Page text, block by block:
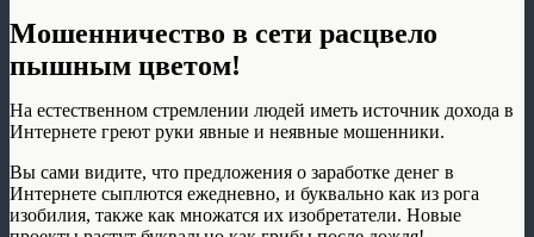
Мошенничество в сети расцвело
пышным цветом!
На естественном стремлении людей иметь источник дохода в
Интернете греют руки явные и неявные мошенники.
Вы сами видите, что предложения о заработке денег в
Интернете сыплются ежедневно, и буквально как из рога
изобилия, также как множатся их изобретатели. Новые